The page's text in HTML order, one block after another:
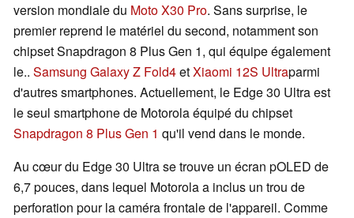
version mondiale du Moto X30 Pro. Sans surprise, le
premier reprend le matériel du second, notamment son
chipset Snapdragon 8 Plus Gen 1, qui équipe également
le.. Samsung Galaxy Z Fold4etXiaomi 12S Ultraparmi
d'autres smartphones. Actuellement, le Edge 30 Ultra est
le seul smartphone de Motorola équipé du chipset
Snapdragon 8 Plus Gen 1 qu'il vend dans le monde.
Au cœur du Edge 30 Ultra se trouve un écran pOLED de
6,7 pouces, dans lequel Motorola a inclus un trou de
perforation pour la caméra frontale de l'appareil. Comme